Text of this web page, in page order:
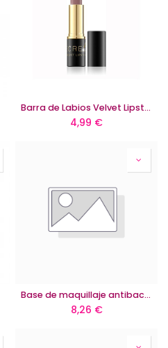
Barra de Labios Velvet Lipsticks de Secretale
4,99 €
Base de maquillaje antibacterial Derma Young 15+
8,26 €